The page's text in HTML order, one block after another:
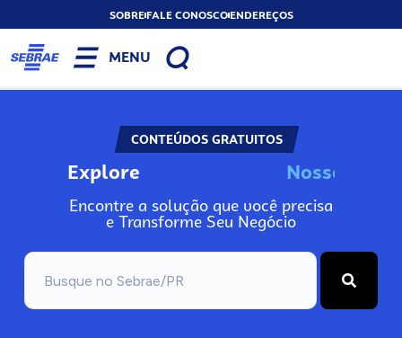
SOBREFALE CONOSCOENDEREÇOS
MENU
CONTEÚDOS GRATUITOS
Explore No
Encontre a solução que você precisa
e Transforme Seu Negócio